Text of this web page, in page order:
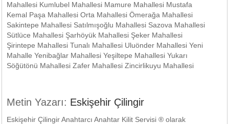
Mahallesi Kumlubel Mahallesi Mamure Mahallesi Mustafa
Kemal Paşa Mahallesi Orta Mahallesi Ömerağa Mahallesi
Sakintepe Mahallesi Satılmışoğlu Mahallesi Sazova Mahallesi
Sütlüce Mahallesi Şarhöyük Mahallesi Şeker Mahallesi
Şirintepe Mahallesi Tunalı Mahallesi Uluönder Mahallesi Yeni
Mahalle Yenibağlar Mahallesi Yeşiltepe Mahallesi Yukarı
Söğütönü Mahallesi Zafer Mahallesi Zincirlikuyu Mahallesi
Metin Yazarı: Eskişehir Çilingir
Eskişehir Çilingir Anahtarcı Anahtar Kilit Servisi ® olarak